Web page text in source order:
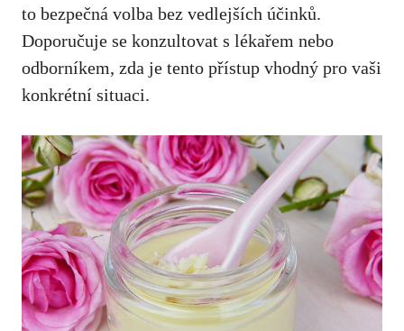
to bezpečná volba bez vedlejších účinků.
Doporučuje‍ se konzultovat s lékařem‌ nebo
⁢odborníkem, zda ​je tento přístup vhodný pro vaši
konkrétní situaci.